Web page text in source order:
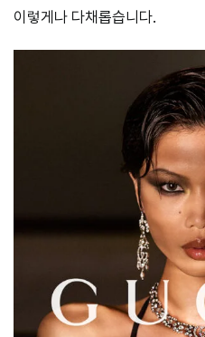
이렇게나 다채롭습니다.